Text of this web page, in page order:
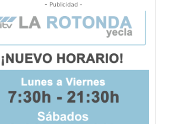
- Publicidad -